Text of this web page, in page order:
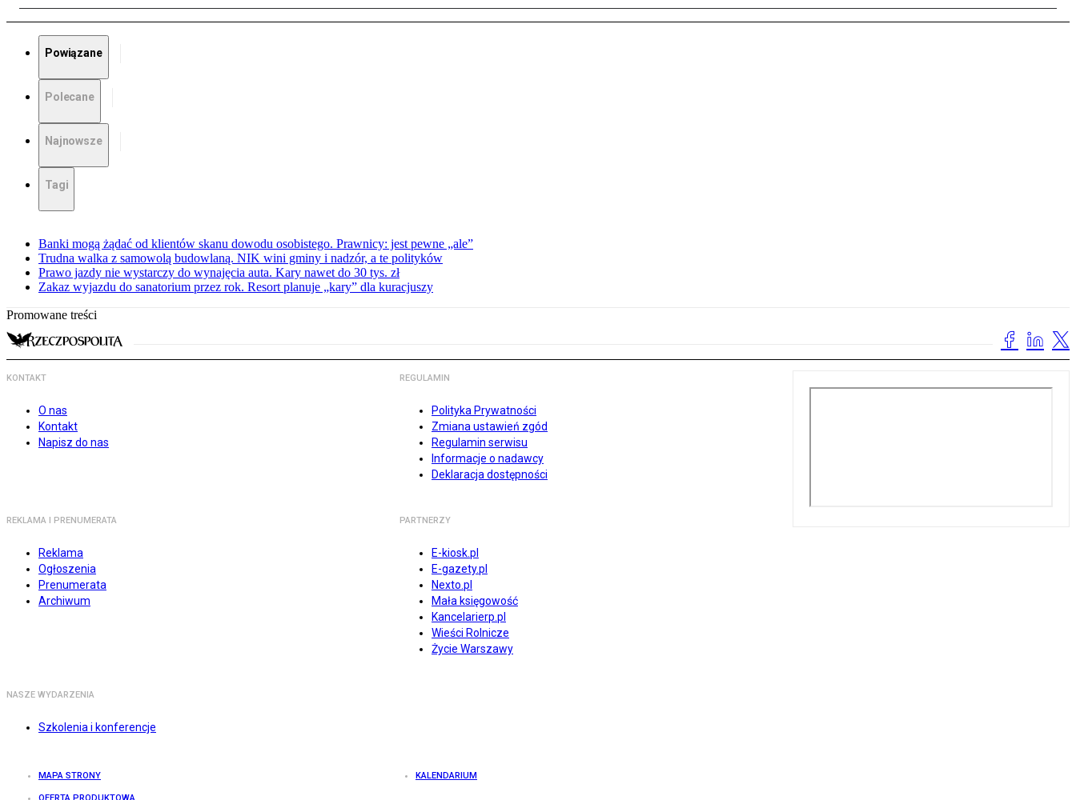
Powiązane
Polecane
Najnowsze
Tagi
Banki mogą żądać od klientów skanu dowodu osobistego. Prawnicy: jest pewne „ale”
Trudna walka z samowolą budowlaną. NIK wini gminy i nadzór, a te polityków
Prawo jazdy nie wystarczy do wynajęcia auta. Kary nawet do 30 tys. zł
Zakaz wyjazdu do sanatorium przez rok. Resort planuje „kary” dla kuracjuszy
Promowane treści
KONTAKT
O nas
Kontakt
Napisz do nas
REGULAMIN
Polityka Prywatności
Zmiana ustawień zgód
Regulamin serwisu
Informacje o nadawcy
Deklaracja dostępności
REKLAMA I PRENUMERATA
Reklama
Ogłoszenia
Prenumerata
Archiwum
PARTNERZY
E-kiosk.pl
E-gazety.pl
Nexto.pl
Mała księgowość
Kancelarierp.pl
Wieści Rolnicze
Życie Warszawy
NASZE WYDARZENIA
Szkolenia i konferencje
MAPA STRONY KALENDARIUM